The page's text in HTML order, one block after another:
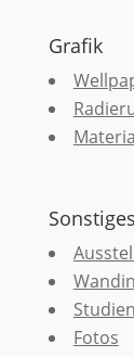
Grafik
Sonstiges
Studien
Fotos